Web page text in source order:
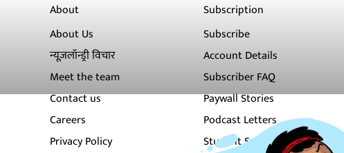
About
About Us
न्यूज़लॉन्ड्री विचार
Meet the team
Contact us
Careers
Privacy Policy
Subscription
Subscribe
Account Details
Subscriber FAQ
Paywall Stories
Podcast Letters
Student Subscription